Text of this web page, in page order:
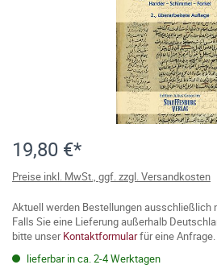
19,80 €*
Preise inkl. MwSt., ggf. zzgl. Versandkosten
Aktuell werden Bestellungen ausschließlich
Falls Sie eine Lieferung außerhalb
bitte unserKontaktformularfür eine Anfrage.
lieferbar in ca. 2-4 Werktagen